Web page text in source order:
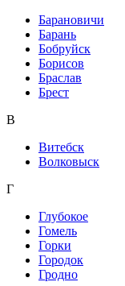
Барановичи
Барань
Бобруйск
Борисов
Браслав
Брест
В
Витебск
Волковыск
Г
Глубокое
Гомель
Горки
Городок
Гродно